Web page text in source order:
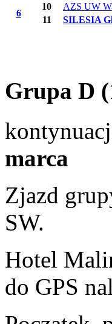
6
10 AZS UW
11
SILESIA
Grupa D
marca
Zjazd
SW.
Hotel
do GPS